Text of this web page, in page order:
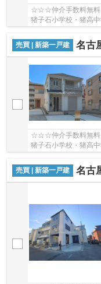
☆☆☆仲介手数料無料
猪子石小学校・猪高
売買 | 新築一戸建 名古屋市名
☆☆☆仲介手数料無料
猪子石小学校・猪高
売買 | 新築一戸建 名古屋市中